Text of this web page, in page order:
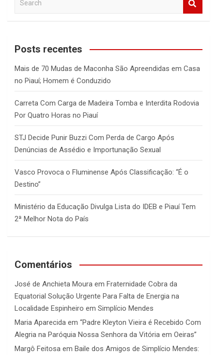
a
c
Posts recentes
Mais de 70 Mudas de Maconha São Apreendidas em Casa
no Piauí; Homem é Conduzido
Carreta Com Carga de Madeira Tomba e Interdita Rodovia
Por Quatro Horas no Piauí
STJ Decide Punir Buzzi Com Perda de Cargo Após
Denúncias de Assédio e Importunação Sexual
Vasco Provoca o Fluminense Após Classificação: “É o
Destino”
Ministério da Educação Divulga Lista do IDEB e Piauí Tem
2ª Melhor Nota do País
Comentários
José de Anchieta Moura em Fraternidade Cobra da
Equatorial Solução Urgente Para Falta de Energia na
Localidade Espinheiro em Simplício Mendes
Maria Aparecida em “Padre Kleyton Vieira é Recebido Com
Alegria na Paróquia Nossa Senhora da Vitória em Oeiras”
Margô Feitosa em Baile dos Amigos de Simplício Mendes: